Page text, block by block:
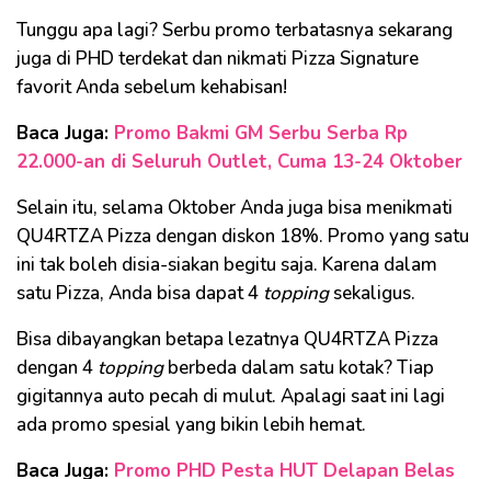
Tunggu apa lagi? Serbu promo terbatasnya sekarang
juga di PHD terdekat dan nikmati Pizza Signature
favorit Anda sebelum kehabisan!
Baca Juga: Promo Bakmi GM Serbu Serba Rp
22.000-an di Seluruh Outlet, Cuma 13-24 Oktober
Selain itu, selama Oktober Anda juga bisa menikmati
QU4RTZA Pizza dengan diskon 18%. Promo yang satu
ini tak boleh disia-siakan begitu saja. Karena dalam
satu Pizza, Anda bisa dapat 4 toppingsekaligus.
Bisa dibayangkan betapa lezatnya QU4RTZA Pizza
dengan 4 toppingberbeda dalam satu kotak? Tiap
gigitannya auto pecah di mulut. Apalagi saat ini lagi
ada promo spesial yang bikin lebih hemat.
Baca Juga: Promo PHD Pesta HUT Delapan Belas